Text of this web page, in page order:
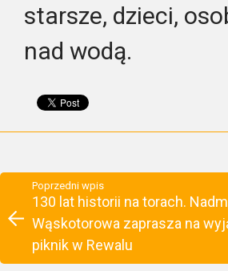
starsze, dzieci,
nad wodą.
Poprzedni wpis
130 lat historii na torach.
Wąskotorowa zaprasza na
piknik w Rewalu